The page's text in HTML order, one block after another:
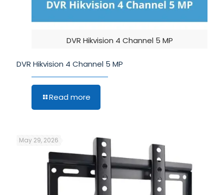
DVR Hikvision 4 Channel 5 MP
DVR Hikvision 4 Channel 5 MP
Read more
May 29, 2026